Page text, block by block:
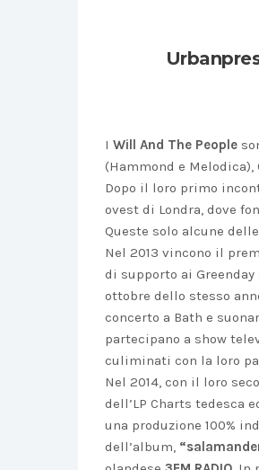
I Will And The People
(Hammond e Melodica),
Dopo il loro primo
ovest di Londra, dove
Queste solo alcune
Nel 2013 vincono il
di supporto ai
ottobre dello stesso
concerto a Bath e
partecipano a show
culiminati con la loro
Nel 2014, con il loro
dell’LP Charts tedesca
una produzione 100%
dell’album,